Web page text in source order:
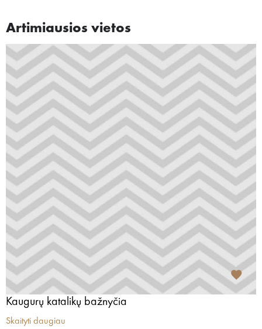
Artimiausios vietos
Kaugurų katalikų bažnyčia
Skaityti daugiau